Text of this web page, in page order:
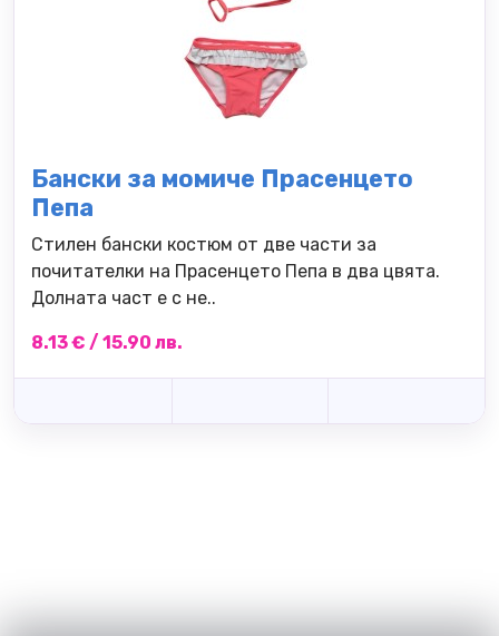
Бански за момиче Прасенцето
Пепа
Стилен бански костюм от две части за
почитателки на Прасенцето Пепа в два цвята.
Долната част е с не..
8.13 € / 15.90 лв.